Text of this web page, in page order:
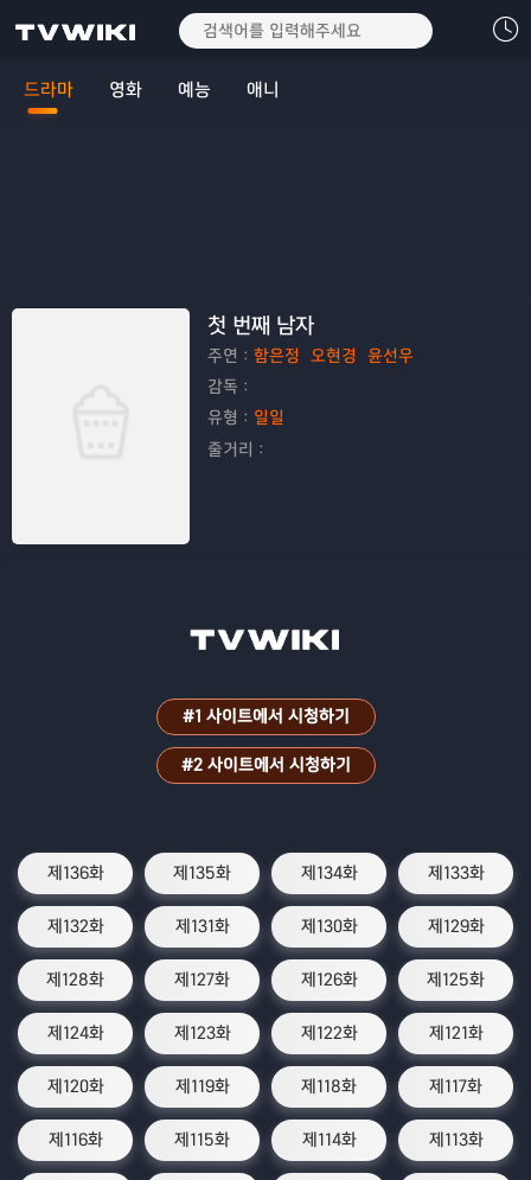
드라마 영화 예능 애니
첫 번째 남자
주연： 함은정 오현경 윤선우
감독：
유형： 일일
줄거리：
#1 사이트에서 시청하기
#2 사이트에서 시청하기
제136화 제135화 제134화 제133화
제132화 제131화 제130화 제129화
제128화 제127화 제126화 제125화
제124화 제123화 제122화 제121화
제120화 제119화 제118화 제117화
제116화 제115화 제114화 제113화